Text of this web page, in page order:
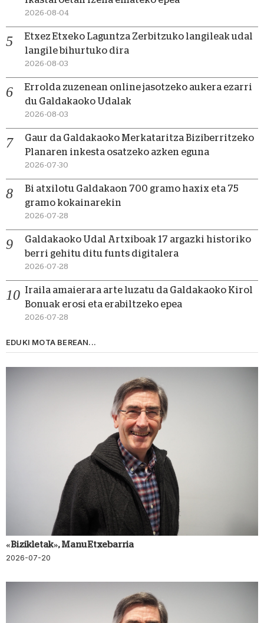
2026-08-04
Etxez Etxeko Laguntza Zerbitzuko langileak udal
langile bihurtuko dira
2026-08-03
Errolda zuzenean online jasotzeko aukera ezarri
du Galdakaoko Udalak
2026-08-03
Gaur da Galdakaoko Merkataritza Biziberritzeko
Planaren inkesta osatzeko azken eguna
2026-07-30
Bi atxilotu Galdakaon 700 gramo haxix eta 75
gramo kokainarekin
2026-07-28
Galdakaoko Udal Artxiboak 17 argazki historiko
berri gehitu ditu funts digitalera
2026-07-28
Iraila amaierara arte luzatu da Galdakaoko Kirol
Bonuak erosi eta erabiltzeko epea
2026-07-28
EDUKI MOTA BEREAN...
«Bizikletak», Manu Etxebarria
2026-07-20